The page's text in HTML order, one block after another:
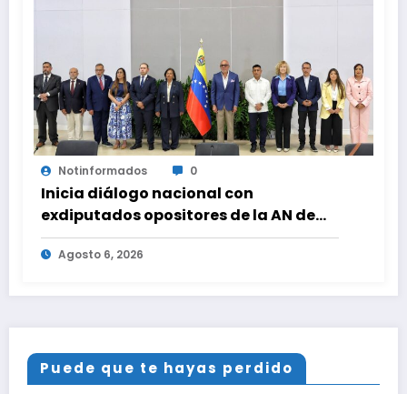
Notinformados 0
Inicia diálogo nacional con
exdiputados opositores de la AN de
2015
Agosto 6, 2026
Puede que te hayas perdido